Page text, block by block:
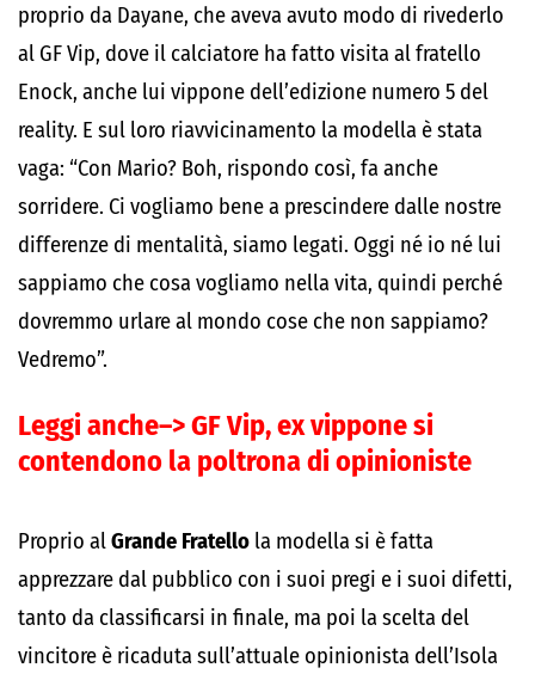
proprio da Dayane, che aveva avuto modo di rivederlo
al GF Vip, dove il calciatore ha fatto visita al fratello
Enock, anche lui vippone dell’edizione numero 5 del
reality. E sul loro riavvicinamento la modella è stata
vaga: “Con Mario? Boh, rispondo così, fa anche
sorridere. Ci vogliamo bene a prescindere dalle nostre
differenze di mentalità, siamo legati. Oggi né io né lui
sappiamo che cosa vogliamo nella vita, quindi perché
dovremmo urlare al mondo cose che non sappiamo?
Vedremo”.
Leggi anche–>GF Vip, ex vippone si
contendono la poltrona di opinioniste
Proprio alGrande Fratello la modella si è fatta
apprezzare dal pubblico con i suoi pregi e i suoi difetti,
tanto da classificarsi in finale, ma poi la scelta del
vincitore è ricaduta sull’attuale opinionista dell’Isola